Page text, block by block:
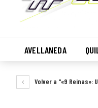
AVELLANEDA
Volver a "«9 Reinas»: